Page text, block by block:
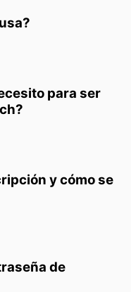
para ser
y cómo se
de